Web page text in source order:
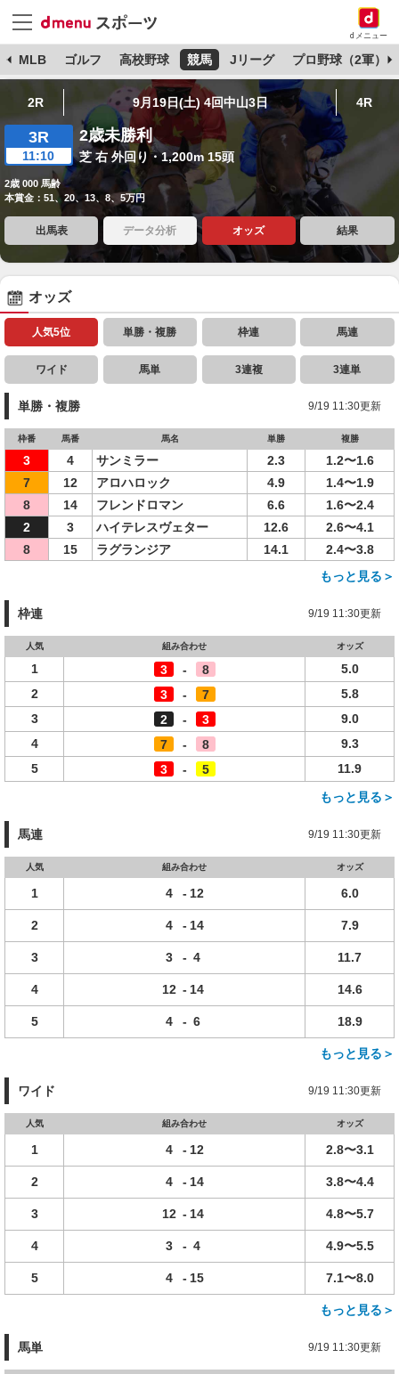
dメニュー
MLB ゴルフ 高校野球 競馬 Jリーグ プロ野球（2軍）
2R 9月19日(土) 4回中山3日 4R
3R
11:10
2歳未勝利
芝 右 外回り・1,200m 15頭
2歳 000 馬齢
本賞金：51、20、13、8、5万円
出馬表 データ分析 オッズ 結果
オッズ
人気5位 単勝・複勝 枠連 馬連
ワイド 馬単 3連複 3連単
単勝・複勝 9/19 11:30更新
枠番 馬番 馬名 単勝 複勝
3 4 サンミラー 2.3
1.2〜1.6
7
12 アロハロック 4.9
1.4〜1.9
8
14 フレンドロマン 6.6
1.6〜2.4
2
3 ハイテレスヴェター 12.6
2.6〜4.1
8
15 ラグランジア 14.1
2.4〜3.8
もっと見る＞
枠連 9/19 11:30更新
人気 組み合わせ オッズ
1 3 - 8
5.0
2
3 - 7
5.8
3
2 - 3
9.0
4
7 - 8
9.3
5
3 - 5
11.9
もっと見る＞
馬連 9/19 11:30更新
人気 組み合わせ オッズ
1 4 - 12 6.0
2 4 - 14 7.9
3 3 - 4 11.7
4 12 - 14 14.6
5 4 - 6 18.9
もっと見る＞
ワイド 9/19 11:30更新
人気 組み合わせ オッズ
1 4 - 12 2.8〜3.1
2 4 - 14 3.8〜4.4
3 12 - 14 4.8〜5.7
4 3 - 4 4.9〜5.5
5 4 - 15 7.1〜8.0
もっと見る＞
馬単 9/19 11:30更新